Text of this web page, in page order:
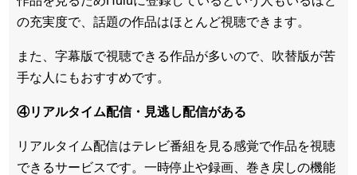
の充実度で、話題の作品はほとんど視聴できます。
また、 字幕版で視聴できる作品が多いので、吹替版が苦
手な人にもおすすめです。
④リアルタイム配信・見逃し配信がある
リアルタイム配信はテレビ番組を見る感覚で作品を視聴
できるサービスです。一時停止や録画、巻き戻しの機能